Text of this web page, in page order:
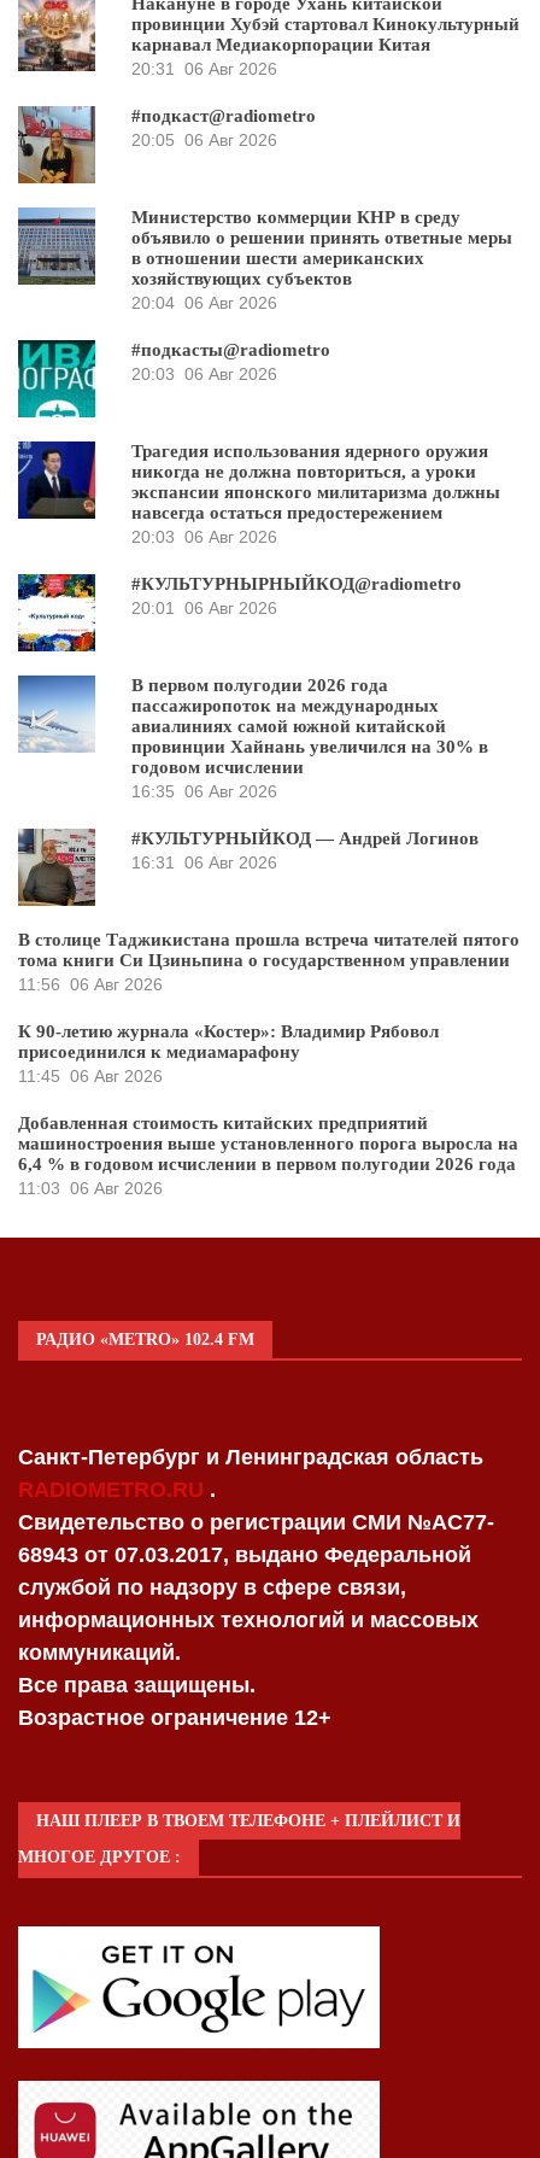
Накануне в городе Ухань китайской
провинции Хубэй стартовал Кинокультурный
карнавал Медиакорпорации Китая
20:31 06 Авг 2026
#подкаст@radiometro
20:05 06 Авг 2026
Министерство коммерции КНР в среду
объявило о решении принять ответные меры
в отношении шести американских
хозяйствующих субъектов
20:04 06 Авг 2026
#подкасты@radiometro
20:03 06 Авг 2026
Трагедия использования ядерного оружия
никогда не должна повториться, а уроки
экспансии японского милитаризма должны
навсегда остаться предостережением
20:03 06 Авг 2026
#КУЛЬТУРНЫРНЫЙКОД@radiometro
20:01 06 Авг 2026
В первом полугодии 2026 года
пассажиропоток на международных
авиалиниях самой южной китайской
провинции Хайнань увеличился на 30% в
годовом исчислении
16:35 06 Авг 2026
#КУЛЬТУРНЫЙКОД — Андрей Логинов
16:31 06 Авг 2026
В столице Таджикистана прошла встреча читателей пятого
тома книги Си Цзиньпина о государственном управлении
11:56 06 Авг 2026
К 90-летию журнала «Костер»: Владимир Рябовол
присоединился к медиамарафону
11:45 06 Авг 2026
Добавленная стоимость китайских предприятий
машиностроения выше установленного порога выросла на
6,4 % в годовом исчислении в первом полугодии 2026 года
11:03 06 Авг 2026
РАДИО «METRO» 102.4 FM
Санкт-Петербург и Ленинградская область
RADIOMETRO.RU .
Свидетельство о регистрации СМИ №AC77-
68943 от 07.03.2017, выдано Федеральной
службой по надзору в сфере связи,
информационных технологий и массовых
коммуникаций.
Все права защищены.
Возрастное ограничение 12+
НАШ ПЛЕЕР В ТВОЕМ ТЕЛЕФОНЕ + ПЛЕЙЛИСТ И
МНОГОЕ ДРУГОЕ :